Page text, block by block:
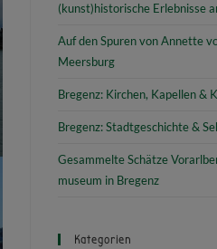
(kunst)historische Erlebnisse
Auf den Spuren von Annette
Meersburg
Bregenz: Kirchen, Kapellen &
Bregenz: Stadtgeschichte &
Gesammelte Schätze
museum in Bregenz
Kategorien